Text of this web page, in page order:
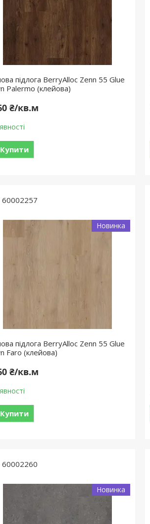
підлога BerryAlloc Zenn 55 Glue
Palermo (клейова)
₴/кв.м
Купити
60002257
Новинка
підлога BerryAlloc Zenn 55 Glue
Faro (клейова)
₴/кв.м
Купити
60002260
Новинка